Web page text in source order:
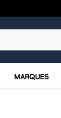
MARQUES